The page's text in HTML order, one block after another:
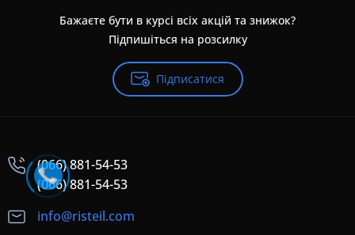
Бажаєте бути в курсі всіх акцій та знижок?
Підпишіться на розсилку
Підписатися
(066) 881-54-53
(066) 881-54-53
info@risteil.com